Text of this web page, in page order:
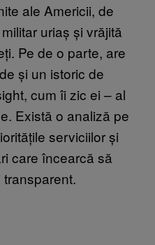
ale Americii, de
uriaș și vrăjită
Pe de o parte, are
și un istoric de
cum îi zic ei – al
Există o analiză pe
serviciilor și
care încearcă să